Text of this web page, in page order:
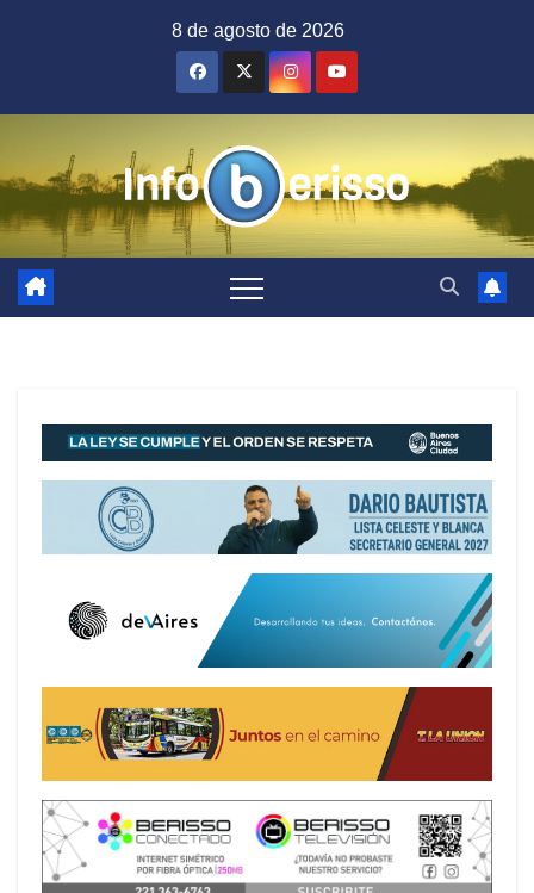
8 de agosto de 2026